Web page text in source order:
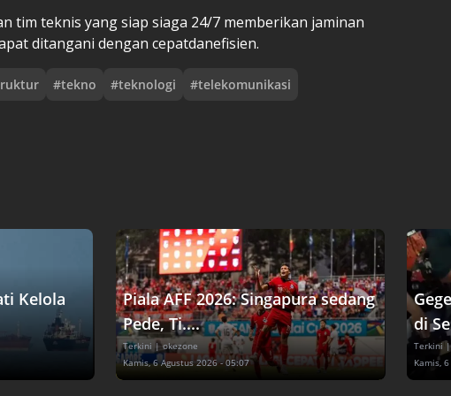
tim teknis yang siap siaga 24/7 memberikan jaminan
ditangani dengan cepatdanefisien.
#tekno #teknologi #telekomunikasi
Kelola
Piala AFF 2026: Singapura sedang
Pede, Ti....
Terkini | okezone
Kamis, 6 Agustus 2026 - 05:07
di
Terkini
Kamis,